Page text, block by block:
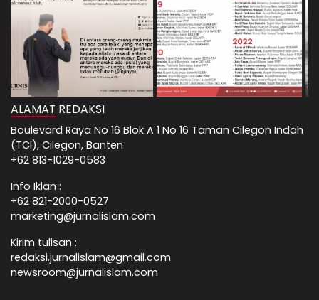
ALAMAT REDAKSI
Boulevard Raya No 16 Blok A 1 No 16 Taman Cilegon Indah
(TCI), Cilegon, Banten
+62 813-1029-0583
Info Iklan :
+62 821-2000-0527
marketing@jurnalislam.com
Kirim tulisan :
redaksi.jurnalislam@gmail.com
newsroom@jurnalislam.com